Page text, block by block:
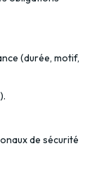
(durée, motif,
de sécurité